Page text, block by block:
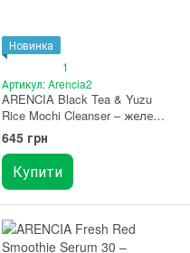
Новинка
1
Артикул: Arencia2
ARENCIA Black Tea & Yuzu
Rice Mochi Cleanser – желе
для вмивання "моті" з чорним
чаєм і рисом 120 г
645 грн
Купити